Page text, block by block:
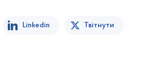
Linkedin Твітнути